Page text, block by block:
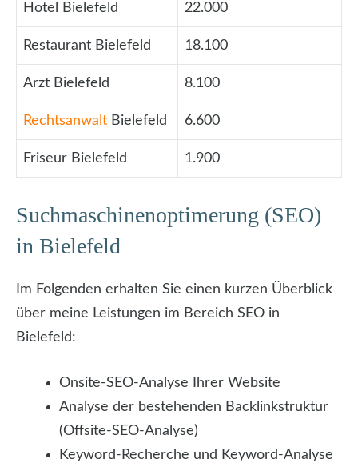
Hotel Bielefeld 22.000
Restaurant Bielefeld 18.100
Arzt Bielefeld 8.100
Rechtsanwalt Bielefeld 6.600
Friseur Bielefeld 1.900
Suchmaschinenoptimerung (SEO)
in Bielefeld
Im Folgenden erhalten Sie einen kurzen Überblick
über meine Leistungen im Bereich SEO in
Bielefeld:
Onsite-SEO-Analyse Ihrer Website
Analyse der bestehenden Backlinkstruktur
(Offsite-SEO-Analyse)
Keyword-Recherche und Keyword-Analyse